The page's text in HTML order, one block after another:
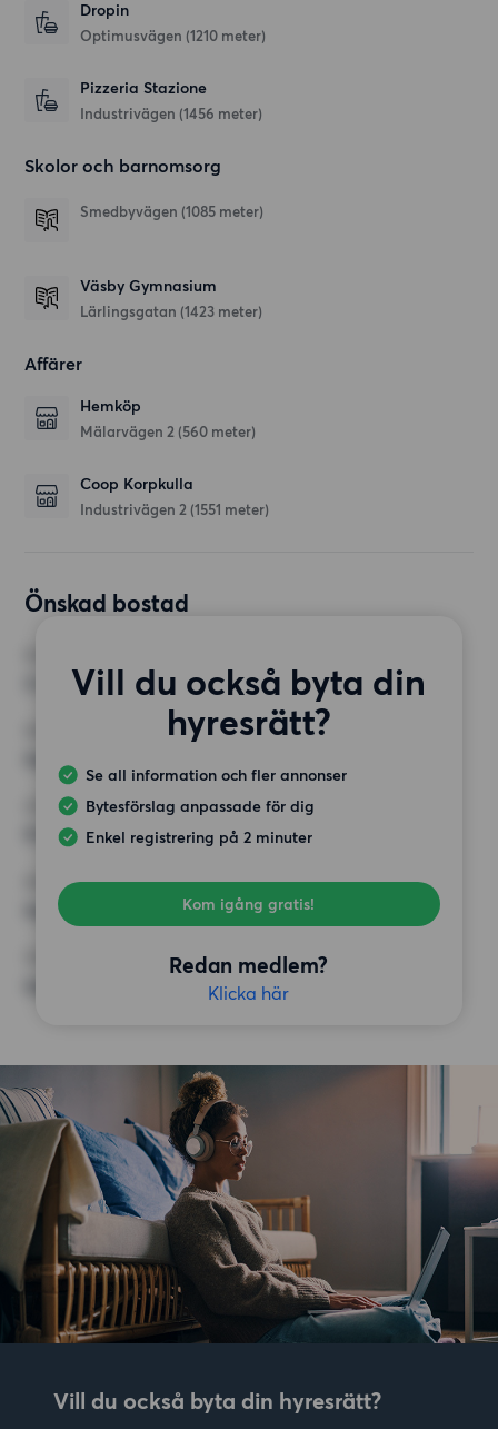
Dropin
Optimusvägen (1210 meter)
Pizzeria Stazione
Industrivägen (1456 meter)
Skolor och barnomsorg
Smedbyvägen (1085 meter)
Väsby Gymnasium
Lärlingsgatan (1423 meter)
Affärer
Hemköp
Mälarvägen 2 (560 meter)
Coop Korpkulla
Industrivägen 2 (1551 meter)
Önskad bostad
Vill du också byta din
hyresrätt?
Se all information och fler annonser
Bytesförslag anpassade för dig
Enkel registrering på 2 minuter
Kom igång gratis!
Redan medlem?
Klicka här
MINST ANTAL KVADRATMETER
HÖGSTA HYRA
9 000 kr
Inga speciella krav
ÖVRIGA PREFERENSER
Inga speciella preferenser
Vill du också byta din hyresrätt?